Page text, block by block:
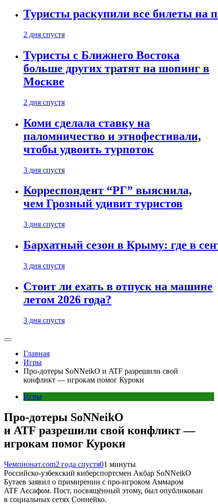
Туристы раскупили все билеты на
2 дня спустя
Туристы с Ближнего Востока
больше других тратят на шопинг в
Москве
2 дня спустя
Коми сделала ставку на
паломничество и этнофестивали,
чтобы удвоить турпоток
3 дня спустя
Корреспондент “РГ” выяснила,
чем Грозный удивит туристов
3 дня спустя
Бархатный сезон в Крыму: где в
3 дня спустя
Стоит ли ехать в отпуск на машине
летом 2026 года?
3 дня спустя
Главная
Игры
Про-дотеры SoNNeikO и ATF разрешили свой
конфликт — игрокам помог Куроки
Игры
Про-дотеры SoNNeikO
и ATF разрешили свой конфликт —
игрокам помог Куроки
Чемпионат.com2 года спустя01 минуты
Российско-узбекский киберспортсмен Акбар SoNNeikO
Бутаев заявил о примирении с про-игроком Аммаром
ATF Ассафом. Пост, посвящённый этому, был опубликован
в социальных сетях Соннейко.